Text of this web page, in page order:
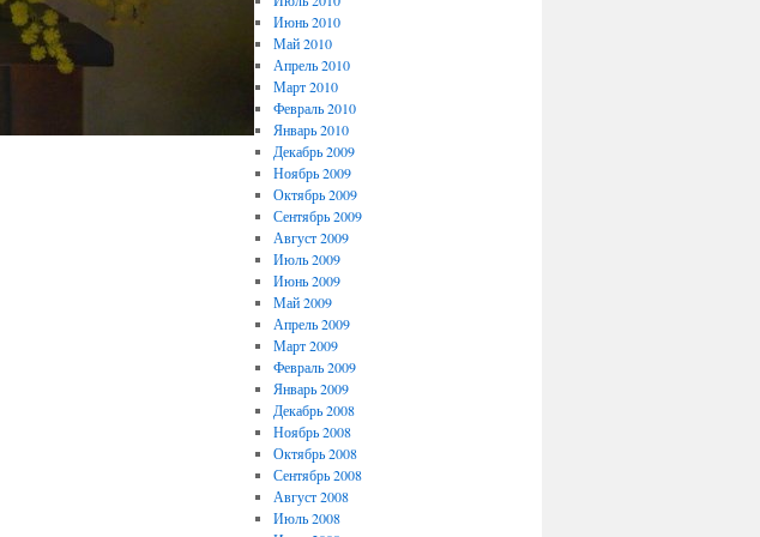
Июнь 2010
Май 2010
Апрель 2010
Март 2010
Февраль 2010
Январь 2010
Декабрь 2009
Ноябрь 2009
Октябрь 2009
Сентябрь 2009
Август 2009
Июль 2009
Июнь 2009
Май 2009
Апрель 2009
Март 2009
Февраль 2009
Январь 2009
Декабрь 2008
Ноябрь 2008
Октябрь 2008
Сентябрь 2008
Август 2008
Июль 2008